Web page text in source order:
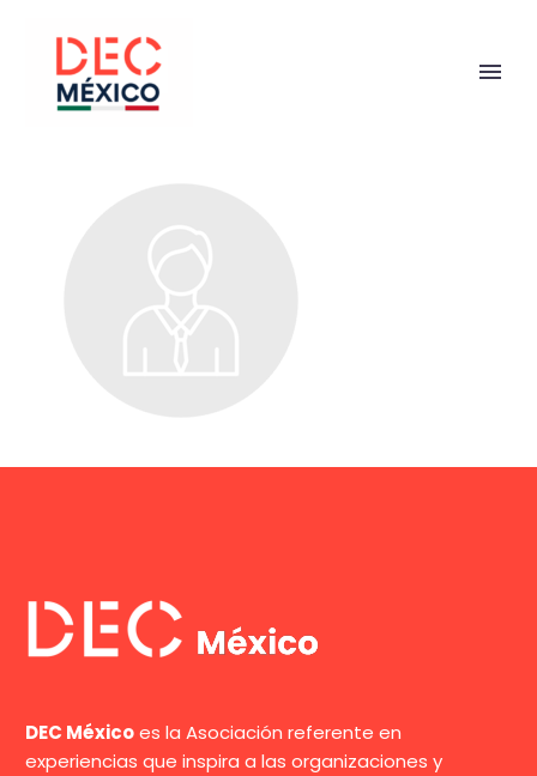
DEC Méxicoes la Asociación referente en
experiencias que inspira a las organizaciones y